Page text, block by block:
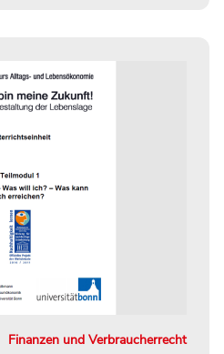
Finanzen und Verbraucherrecht